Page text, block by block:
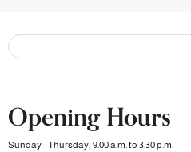
Opening Hours
Sunday - Thursday, 9:00 a.m. to 3:30 p.m.